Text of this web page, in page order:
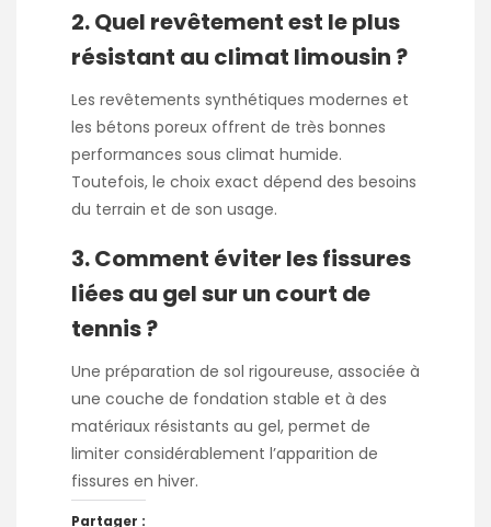
2. Quel revêtement est le plus
résistant au climat limousin ?
Les revêtements synthétiques modernes et
les bétons poreux offrent de très bonnes
performances sous climat humide.
Toutefois, le choix exact dépend des besoins
du terrain et de son usage.
3. Comment éviter les fissures
liées au gel sur un court de
tennis ?
Une préparation de sol rigoureuse, associée à
une couche de fondation stable et à des
matériaux résistants au gel, permet de
limiter considérablement l’apparition de
fissures en hiver.
Partager :